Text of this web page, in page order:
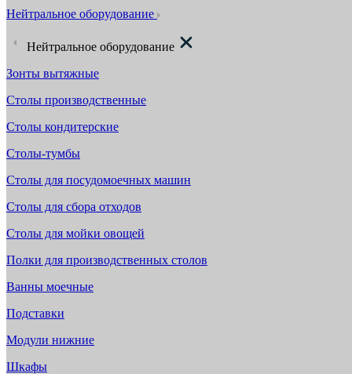
Нейтральное оборудование
Нейтральное оборудование
Зонты вытяжные
Столы производственные
Столы кондитерские
Столы-тумбы
Столы для посудомоечных машин
Столы для сбора отходов
Столы для мойки овощей
Полки для производственных столов
Ванны моечные
Подставки
Модули нижние
Шкафы